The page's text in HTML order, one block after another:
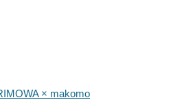
× makomo